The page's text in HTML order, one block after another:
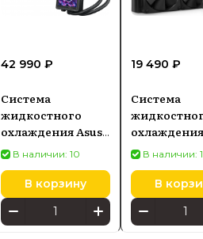
42 990 ₽
Система
жидкостного
охлаждения Asus
ROG Ryujin III 360
ARGB Extreme
(90RC0131M0EAY0)
В наличии: 10
В корзину
19 490 ₽
Система
Kraken 240,
240 мм,
В наличии:
В